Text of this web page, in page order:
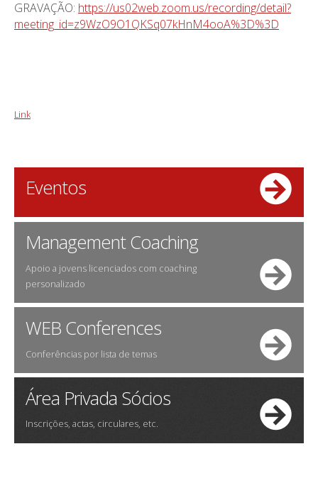
GRAVAÇÃO: https://us02web.zoom.us/recording/detail?
meeting_id=z9WzO9O1QKSq07kHnM4ooA%3D%3D
Link
Eventos
Management Coaching
Apoio a jovens licenciados com coaching
personalizado
WEB Conferences
Conferências por lista de temas
Área Privada Sócios
Inscrições, actas, circulares, etc.